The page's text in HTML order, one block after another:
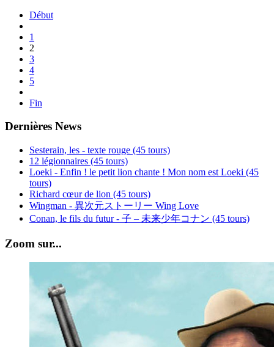
Début
1
2
3
4
5
Fin
Dernières News
Sesterain, les - texte rouge (45 tours)
12 légionnaires (45 tours)
Loeki - Enfin ! le petit lion chante ! Mon nom est Loeki (45
tours)
Richard cœur de lion (45 tours)
Wingman - 異次元ストーリー Wing Love
Conan, le fils du futur - 子 – 未来少年コナン (45 tours)
Zoom sur...